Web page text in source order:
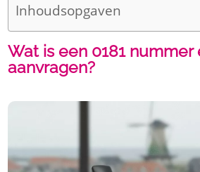
Inhoudsopgaven
Wat is een 0181 nummer
aanvragen?